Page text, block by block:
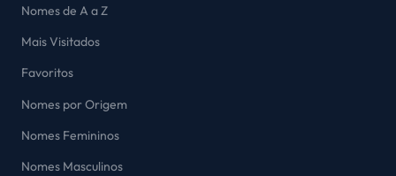
Nomes de A a Z
Mais Visitados
Favoritos
Nomes por Origem
Nomes Femininos
Nomes Masculinos